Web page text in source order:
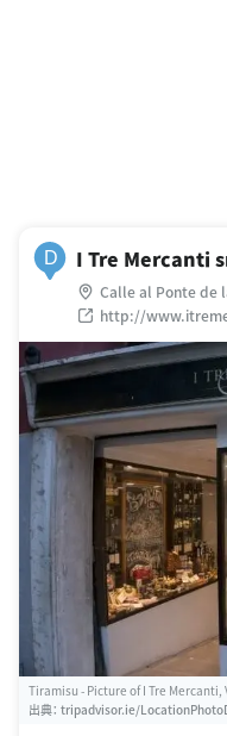
D I Tre Mercanti
Calle al Ponte de
リア
http://
Tiramisu - Picture of I Tre Mercanti,
出典： tripadvisor.ie/